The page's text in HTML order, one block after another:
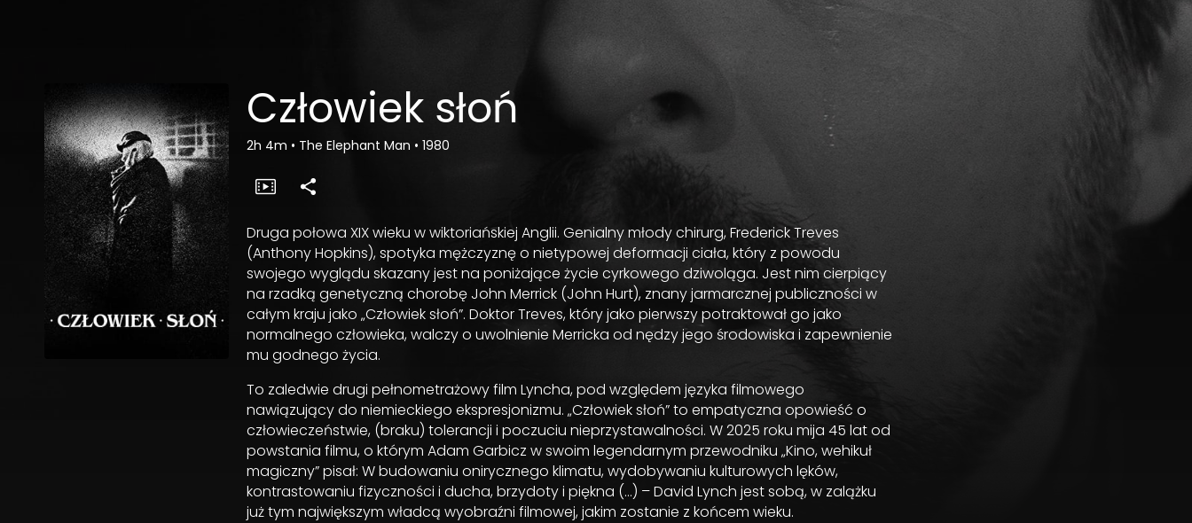
Człowiek słoń
2h 4m • The Elephant Man • 1980
Druga połowa XIX wieku w wiktoriańskiej Anglii. Genialny młody chirurg, Frederick Treves
(Anthony Hopkins), spotyka mężczyznę o nietypowej deformacji ciała, który z powodu
swojego wyglądu skazany jest na poniżające życie cyrkowego dziwoląga. Jest nim cierpiący
na rzadką genetyczną chorobę John Merrick (John Hurt), znany jarmarcznej publiczności w
całym kraju jako „Człowiek słoń”. Doktor Treves, który jako pierwszy potraktował go jako
normalnego człowieka, walczy o uwolnienie Merricka od nędzy jego środowiska i zapewnienie
mu godnego życia.
To zaledwie drugi pełnometrażowy film Lyncha, pod względem języka filmowego
nawiązujący do niemieckiego ekspresjonizmu. „Człowiek słoń” to empatyczna opowieść o
człowieczeństwie, (braku) tolerancji i poczuciu nieprzystawalności. W 2025 roku mija 45 lat od
powstania filmu, o którym Adam Garbicz w swoim legendarnym przewodniku „Kino, wehikuł
magiczny” pisał: W budowaniu onirycznego klimatu, wydobywaniu kulturowych lęków,
kontrastowaniu fizyczności i ducha, brzydoty i piękna (…) – David Lynch jest sobą, w zalążku
już tym największym władcą wyobraźni filmowej, jakim zostanie z końcem wieku.